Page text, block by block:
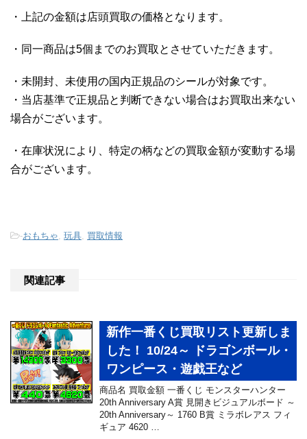
・上記の金額は店頭買取の価格となります。
・同一商品は5個までのお買取とさせていただきます。
・未開封、未使用の国内正規品のシールが対象です。
・当店基準で正規品と判断できない場合はお買取出来ない
場合がございます。
・在庫状況により、特定の柄などの買取金額が変動する場
合がございます。
-おもちゃ 玩具 買取情報
関連記事
新作一番くじ買取リスト更新しま
した！ 10/24～ ドラゴンボール・
ワンピース・遊戯王など
商品名 買取金額 一番くじ モンスターハンター
20th Anniversary A賞 見開きビジュアルボード ～
20th Anniversary～ 1760 B賞 ミラボレアス フィ
ギュア 4620 …